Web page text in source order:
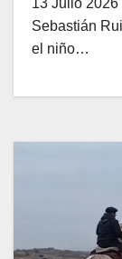
13 Julio
Sebastián
el niño…